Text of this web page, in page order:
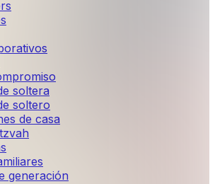
soltera
soltero
de casa
generación